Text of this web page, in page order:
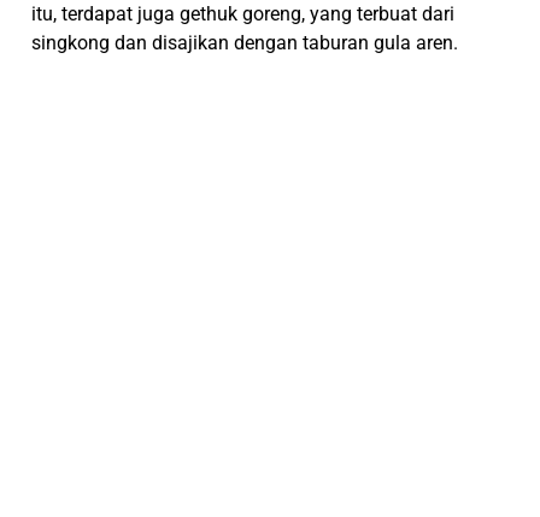
itu, terdapat juga gethuk goreng, yang terbuat dari
singkong dan disajikan dengan taburan gula aren.